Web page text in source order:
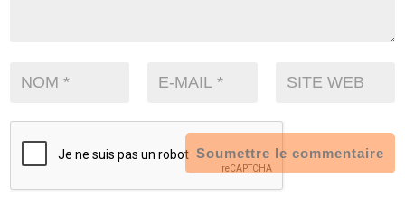
Soumettre le commentaire